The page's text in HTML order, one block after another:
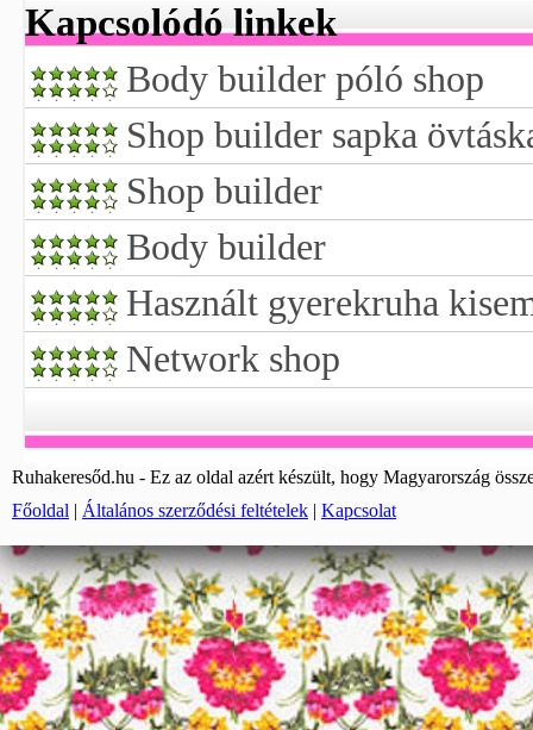
Kapcsolódó linkek
Body builder póló shop
Shop builder sapka
Shop builder
Body builder
Használt gyerekruha
Network shop
Ruhakeresőd.hu - Ez az oldal azért készült, hogy Magyarország
Főoldal | Általános szerződési feltételek | Kapcsolat